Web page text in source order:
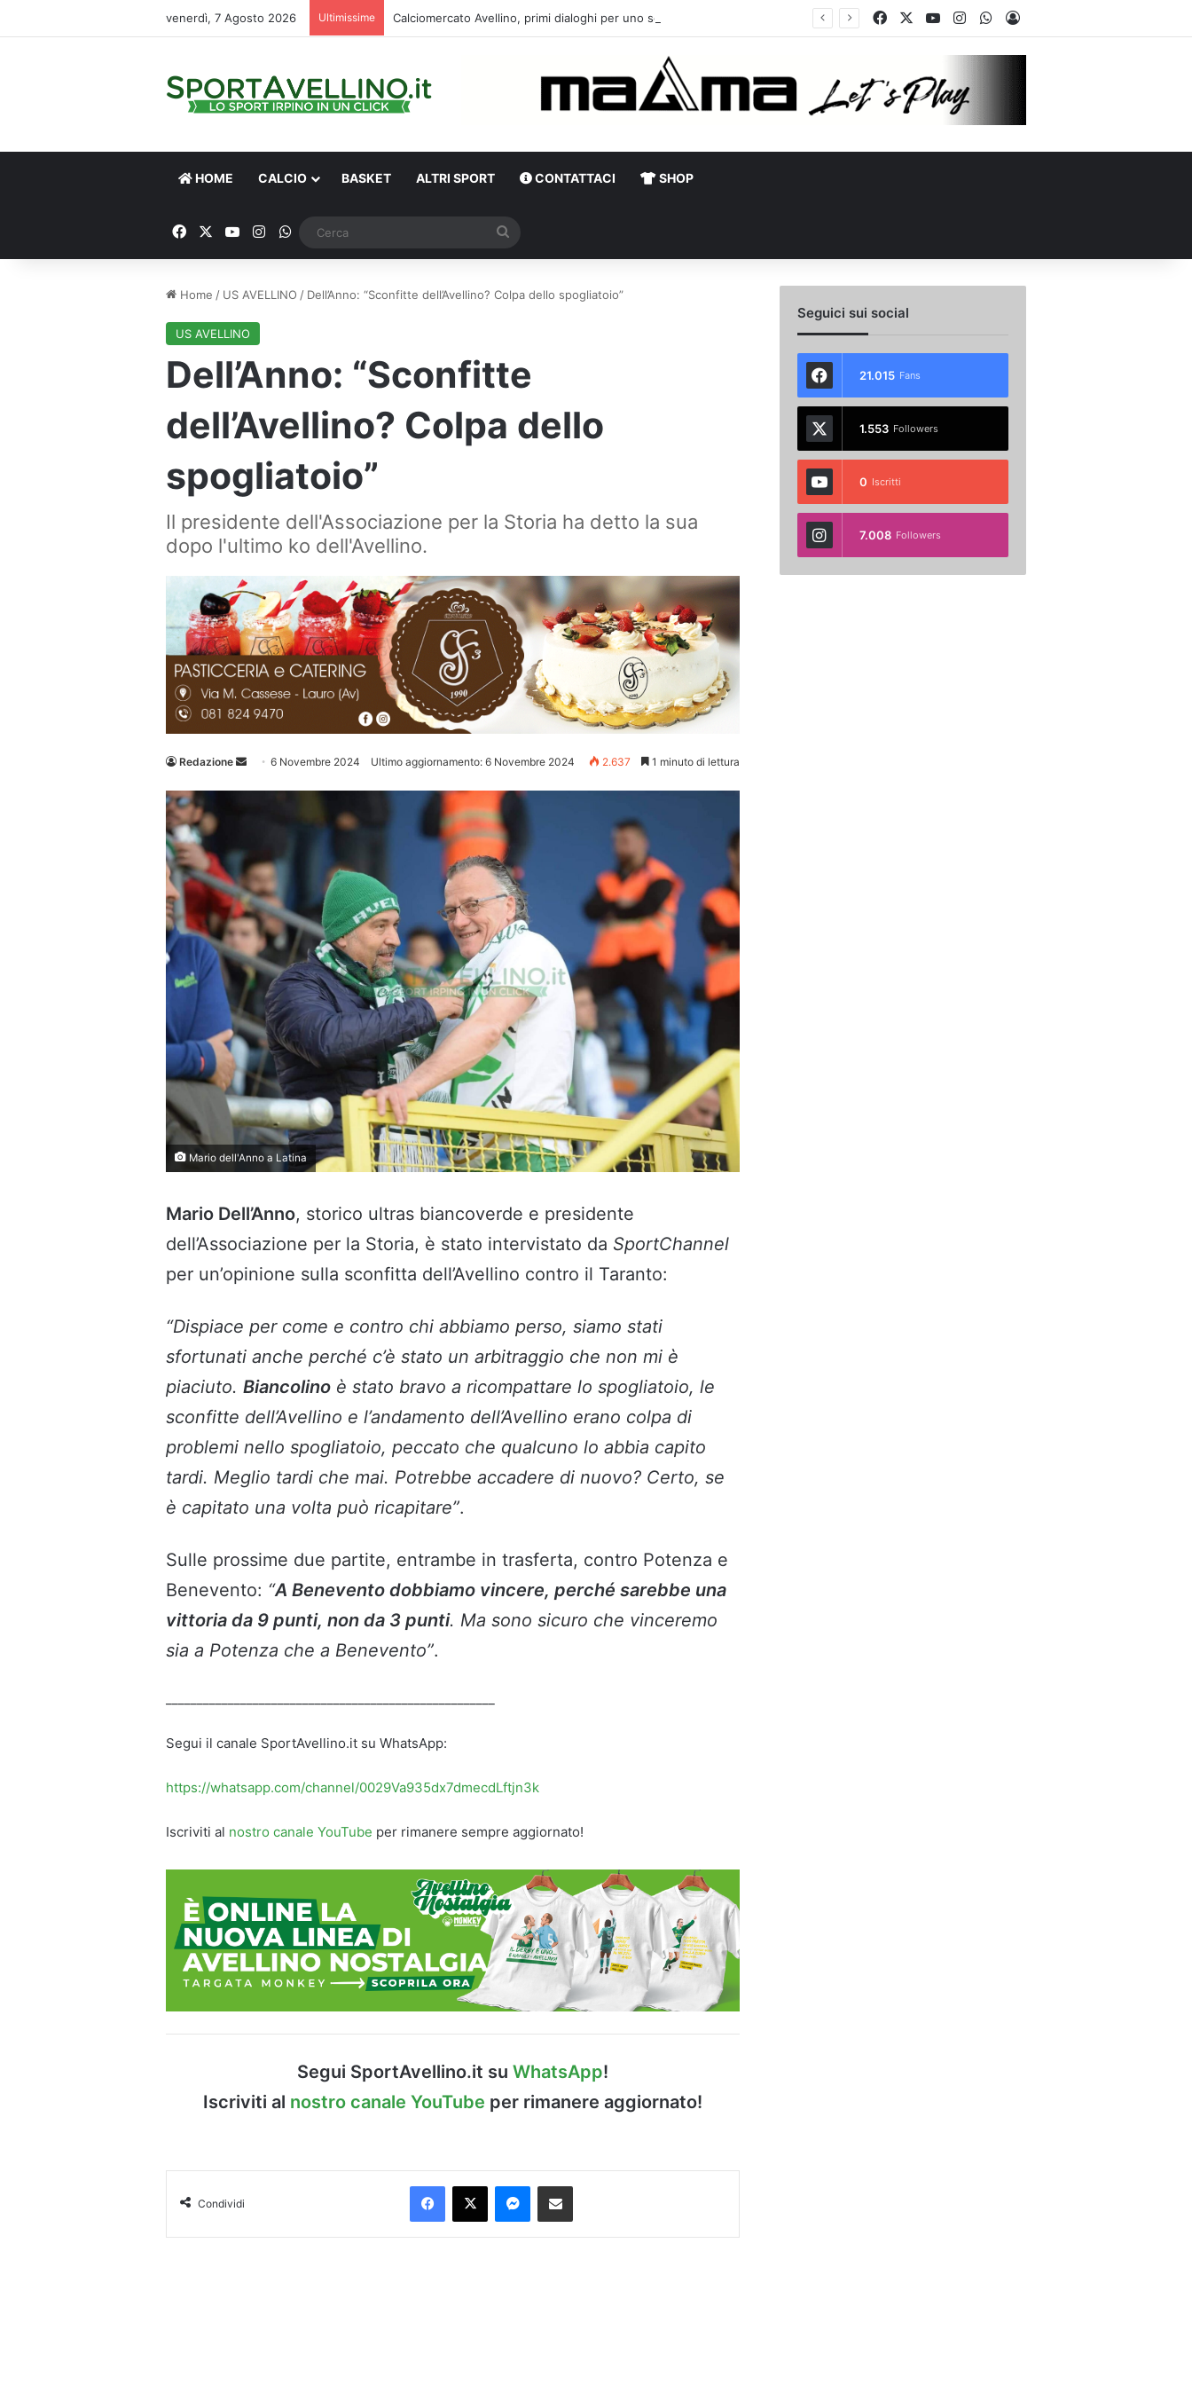
venerdì, 7 Agosto 2026 Ultimissime FacebookYou TubeInstagramWhatsApp
Accedi
HOME CALCIO BASKET ALTRI SPORT CONTATTACI SHOP
FacebookYou TubeInstagram
WhatsApp
Home / US AVELLINO / Dell’Anno: “Sconfitte dell’Avellino? Colpa dello spogliatoio”
US AVELLINO
Dell’Anno: “Sconfitte
dell’Avellino? Colpa dello
spogliatoio”
Il presidente dell'Associazione per la Storia ha detto la sua
dopo l'ultimo ko dell'Avellino.
Redazione
Invia 6 Novembre 2024 Ultimo aggiornamento: 6 Novembre 2024 2.637 1 minuto di lettura
Mario dell'Anno a Latina
Mario Dell’Anno, storico ultras biancoverde e presidente
dell’Associazione per la Storia, è stato intervistato da SportChannel
per un’opinione sulla sconfitta dell’Avellino contro il Taranto:
“Dispiace per come e contro chi abbiamo perso, siamo stati
sfortunati anche perché c’è stato un arbitraggio che non mi è
piaciuto. Biancolino è stato bravo a ricompattare lo spogliatoio, le
sconfitte dell’Avellino e l’andamento dell’Avellino erano colpa di
problemi nello spogliatoio, peccato che qualcuno lo abbia capito
tardi. Meglio tardi che mai. Potrebbe accadere di nuovo? Certo, se
è capitato una volta può ricapitare”.
Sulle prossime due partite, entrambe in trasferta, contro Potenza e
Benevento: “A Benevento dobbiamo vincere, perché sarebbe una
vittoria da 9 punti, non da 3 punti. Ma sono sicuro che vinceremo
sia a Potenza che a Benevento”.
Segui il canale SportAvellino.it su WhatsApp:
https://whatsapp.com/channel/0029Va935dx7dmecdLftjn3k
Iscriviti al nostro canale YouTube per rimanere sempre aggiornato!
Segui SportAvellino.it su WhatsApp!
Iscriviti al nostro canale YouTube per rimanere aggiornato!
Condividi
Facebook
X Messenger
Condividi via Email
Seguici sui social
21.015 Fans
1.553 Followers
0 Iscritti
7.008 Followers